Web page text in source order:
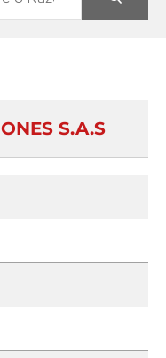
S.A.S